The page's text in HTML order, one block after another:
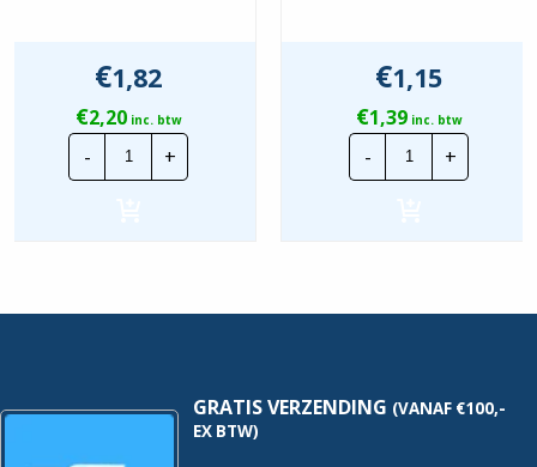
€1,82
€2,20inc. btw
-
Canalit
Systeem25
|
hoeveelheid
+
€1,15
€1,39inc. btw
-
Canalit
Systeem25
|
+
GRATIS VERZENDING (VANAF €100,-
EX BTW)